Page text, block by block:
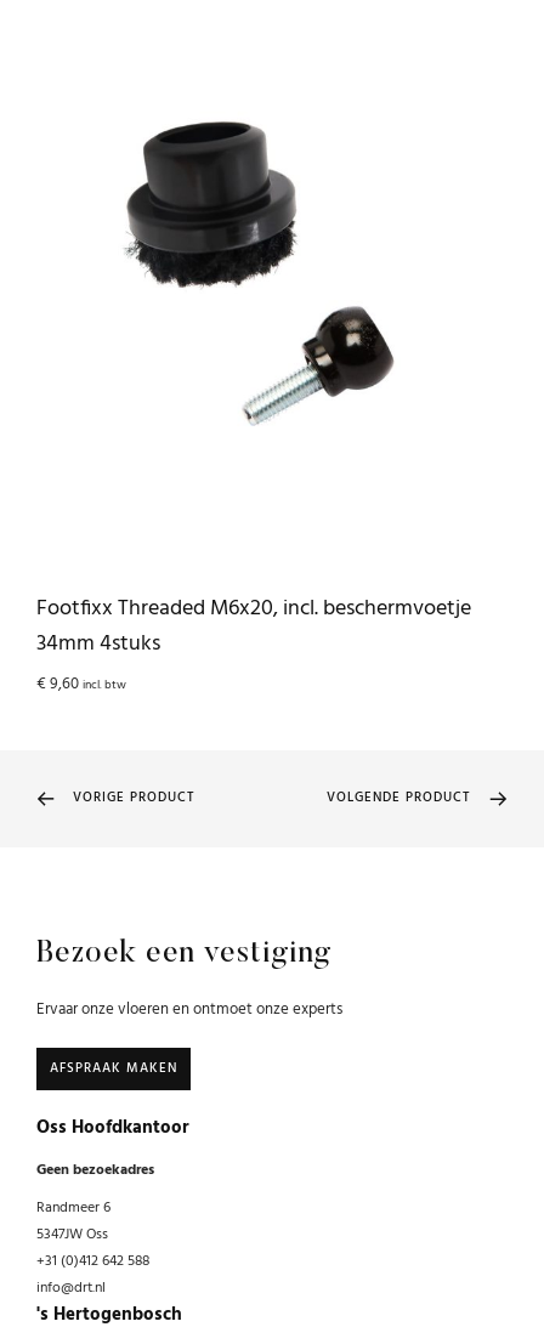
Footfixx Threaded M6x20, incl. beschermvoetje
34mm 4stuks
€9,60incl. btw
VORIGE PRODUCT VOLGENDE PRODUCT
Bezoek een vestiging
Ervaar onze vloeren en ontmoet onze experts
AFSPRAAK MAKEN
Oss Hoofdkantoor
Geen bezoekadres
Randmeer 6
5347JW Oss
+31 (0)412 642 588
info@drt.nl
's Hertogenbosch